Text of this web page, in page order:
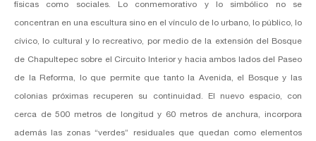
físicas como sociales. Lo conmemorativo y lo simbólico no se
concentran en una escultura sino en el vínculo de lo urbano, lo público, lo
cívico, lo cultural y lo recreativo, por medio de la extensión del Bosque
de Chapultepec sobre el Circuito Interior y hacia ambos lados del Paseo
de la Reforma, lo que permite que tanto la Avenida, el Bosque y las
colonias próximas recuperen su continuidad. El nuevo espacio, con
cerca de 500 metros de longitud y 60 metros de anchura, incorpora
además las zonas “verdes” residuales que quedan como elementos